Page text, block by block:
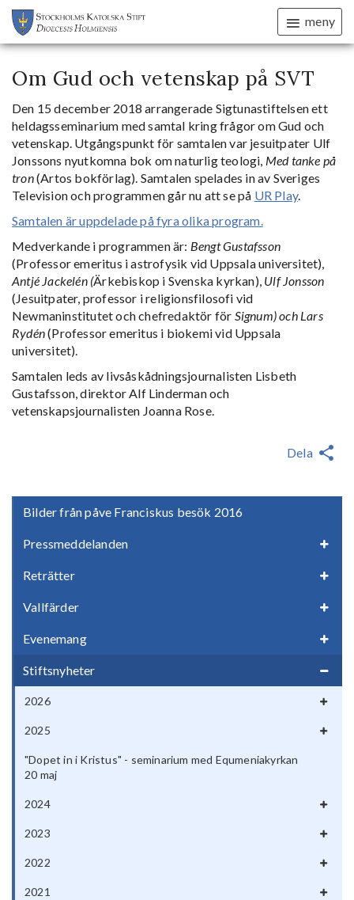
meny
Bilder från påve Franciskus besök 2016
Pressmeddelanden
Reträtter
Vallfärder
Evenemang
Stiftsnyheter
2026
2025
"Dopet in i Kristus" - seminarium med Equmeniakyrkan
20 maj
2024
2023
2022
2021
Om Gud och vetenskap på SVT
Den 15 december 2018 arrangerade Sigtunastiftelsen ett
heldagsseminarium med samtal kring frågor om Gud och
vetenskap. Utgångspunkt för samtalen var jesuitpater Ulf
Jonssons nyutkomna bok om naturlig teologi, Med tanke på
tron(Artos bokförlag). Samtalen spelades in av Sveriges
Television och programmen går nu att se på UR Play.
Samtalen är uppdelade på fyra olika program.
Medverkande i programmen är: Bengt Gustafsson
(Professor emeritus i astrofysik vid Uppsala universitet),
Antjé Jackelén (Ärkebiskop i Svenska kyrkan), Ulf Jonsson
(Jesuitpater, professor i religionsfilosofi vid
Newmaninstitutet och chefredaktör för Signum) och Lars
Rydén(Professor emeritus i biokemi vid Uppsala
universitet).
Samtalen leds av livsåskådningsjournalisten Lisbeth
Gustafsson, direktor Alf Linderman och
vetenskapsjournalisten Joanna Rose.
Dela